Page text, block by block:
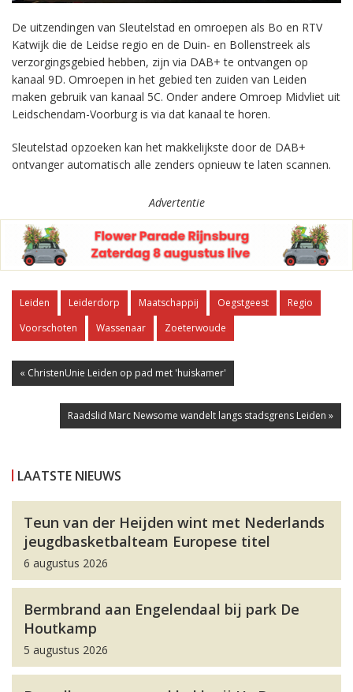
De uitzendingen van Sleutelstad en omroepen als Bo en RTV
Katwijk die de Leidse regio en de Duin- en Bollenstreek als
verzorgingsgebied hebben, zijn via DAB+ te ontvangen op
kanaal 9D. Omroepen in het gebied ten zuiden van Leiden
maken gebruik van kanaal 5C. Onder andere Omroep Midvliet uit
Leidschendam-Voorburg is via dat kanaal te horen.
Sleutelstad opzoeken kan het makkelijkste door de DAB+
ontvanger automatisch alle zenders opnieuw te laten scannen.
Advertentie
Leiden Leiderdorp Maatschappij Oegstgeest
Regio
Voorschoten
Wassenaar Zoeterwoude
« ChristenUnie Leiden op pad met 'huiskamer'
Raadslid Marc Newsome wandelt langs stadsgrens Leiden »
LAATSTE NIEUWS
Teun van der Heijden wint met Nederlands
jeugdbasketbalteam Europese titel
6 augustus 2026
Bermbrand aan Engelendaal bij park De
Houtkamp
5 augustus 2026